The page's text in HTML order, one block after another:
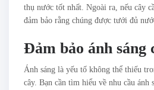
thụ nước tốt nhất. Ngoài ra, nếu cây
đảm bảo rằng chúng được tưới đủ
Đảm bảo ánh sáng
Ánh sáng là yếu tố không thể thiếu
cây. Bạn cần tìm hiểu về nhu cầu ánh